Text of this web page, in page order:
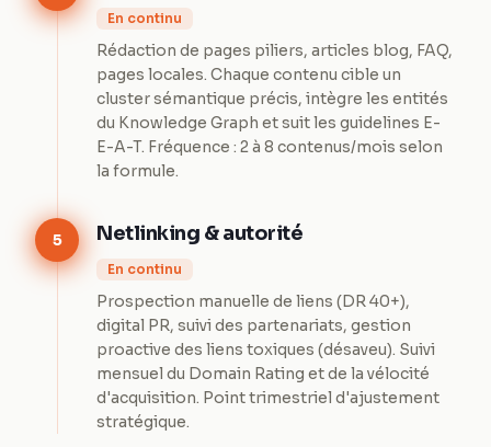
En continu
Rédaction de pages piliers, articles blog, FAQ,
pages locales. Chaque contenu cible un
cluster sémantique précis, intègre les entités
du Knowledge Graph et suit les guidelines E-
E-A-T. Fréquence : 2 à 8 contenus/mois selon
la formule.
5 Netlinking & autorité
En continu
Prospection manuelle de liens (DR 40+),
digital PR, suivi des partenariats, gestion
proactive des liens toxiques (désaveu). Suivi
mensuel du Domain Rating et de la vélocité
d'acquisition. Point trimestriel d'ajustement
stratégique.